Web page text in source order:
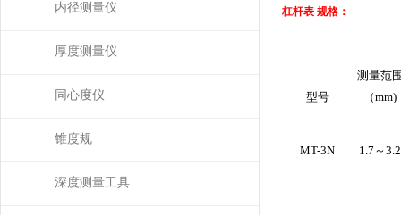
内径测量仪
厚度测量仪
同心度仪
锥度规
深度测量工具
杠杆表 规格：
型号
测量范
（mm)
MT-3N 1.7～3.2